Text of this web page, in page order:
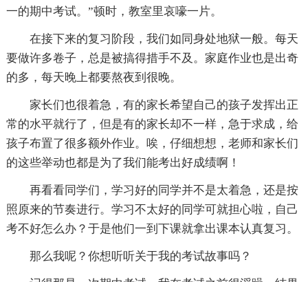
一的期中考试。”顿时，教室里哀嚎一片。
在接下来的复习阶段，我们如同身处地狱一般。每天
要做许多卷子，总是被搞得措手不及。家庭作业也是出奇
的多，每天晚上都要熬夜到很晚。
家长们也很着急，有的家长希望自己的孩子发挥出正
常的水平就行了，但是有的家长却不一样，急于求成，给
孩子布置了很多额外作业。唉，仔细想想，老师和家长们
的这些举动也都是为了我们能考出好成绩啊！
再看看同学们，学习好的同学并不是太着急，还是按
照原来的节奏进行。学习不太好的同学可就担心啦，自己
考不好怎么办？于是他们一到下课就拿出课本认真复习。
那么我呢？你想听听关于我的考试故事吗？